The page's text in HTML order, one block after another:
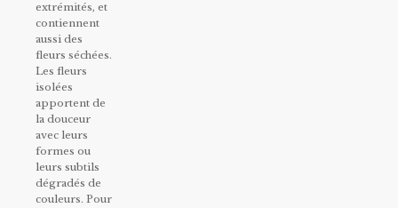
extrémités, et
contiennent
aussi des
fleurs séchées.
Les fleurs
isolées
apportent de
la douceur
avec leurs
formes ou
leurs subtils
dégradés de
couleurs. Pour